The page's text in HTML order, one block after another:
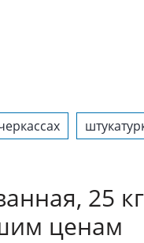
25
ценам